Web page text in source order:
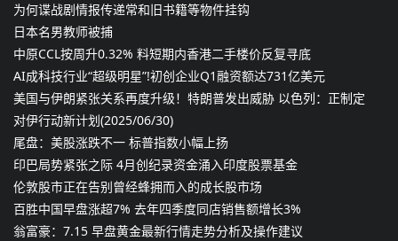
为何谍战剧情报传递常和旧书籍等物件挂钩
日本名男教师被捕
中原CCL按周升0.32% 料短期内香港二手楼价反复寻底
AI成科技行业“超级明星”!初创企业Q1融资额达731亿美元
美国与伊朗紧张关系再度升级！特朗普发出威胁 以色列：正制定
对伊行动新计划(2025/06/30)
尾盘：美股涨跌不一 标普指数小幅上扬
印巴局势紧张之际 4月创纪录资金涌入印度股票基金
伦敦股市正在告别曾经蜂拥而入的成长股市场
百胜中国早盘涨超7% 去年四季度同店销售额增长3%
翁富豪：7.15 早盘黄金最新行情走势分析及操作建议